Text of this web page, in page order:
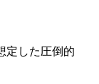
定した圧倒的